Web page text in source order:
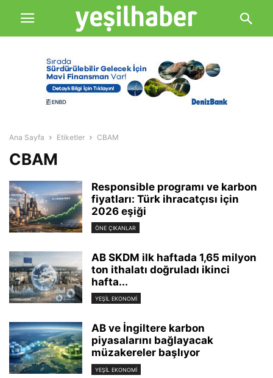
Ana Sayfa Etiketler CBAM
CBAM
Responsible programı ve karbon
fiyatları: Türk ihracatçısı için
2026 eşiği
ÖNE ÇIKANLAR
AB SKDM ilk haftada 1,65 milyon
ton ithalatı doğruladı ikinci
hafta...
YEŞIL EKONOMI
AB ve İngiltere karbon
piyasalarını bağlayacak
müzakereler başlıyor
YEŞIL EKONOMI